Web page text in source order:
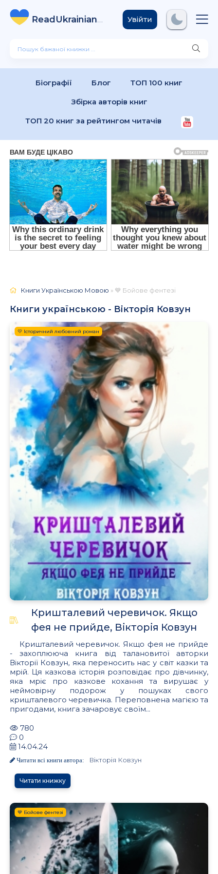
ReadUkrainian
Books .com
Увійти
Біографії Блог ТОП 100 книг
Збірка авторів книг
ТОП 20 книг за рейтингом читачів
Книги Українською Мовою » 💙 Бойове фентезі
Книги українською - Вікторія Ковзун
💛 Історичний любовний роман
Кришталевий черевичок. Якщо
фея не прийде, Вікторія Ковзун
Кришталевий черевичок. Якщо фея не прийде
- захоплююча книга від талановитої авторки
Вікторії Ковзун, яка переносить нас у світ казки та
мрій. Ця казкова історія розповідає про дівчинку,
яка мріє про казкове кохання та вирушає у
неймовірну подорож у пошуках свого
кришталевого черевичка. Переповнена магією та
пригодами, книга зачаровує своїм...
780
0
14.04.24
Читати всі книги автора: Вікторія Ковзун
Читати книжку
💙 Бойове фентезі